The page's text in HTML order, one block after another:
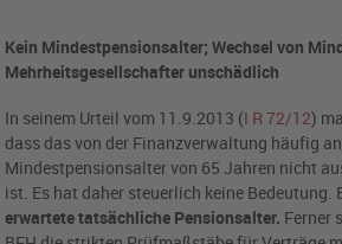
Kein Mindestpensionsalter; Wechsel von
Mehrheitsgesellschafter unschädlich
In seinem Urteil vom 11.9.2013 (I R 72/12)
dass das von der Finanzverwaltung häufig
Mindestpensionsalter von 65 Jahren nicht
ist. Es hat daher steuerlich keine Bedeutung.
erwartete tatsächliche Pensionsalter. Ferner